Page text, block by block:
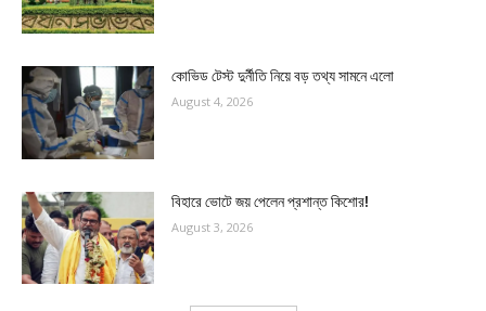
কোভিড টেস্ট দুর্নীতি নিয়ে বড় তথ্য সামনে এলো
August 4, 2026
বিহারে ভোটে জয় পেলেন প্রশান্ত কিশোর!
August 3, 2026